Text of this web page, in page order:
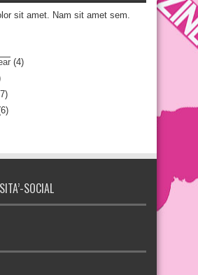
sit amet. Nam sit amet sem.
(4)
SOCIAL